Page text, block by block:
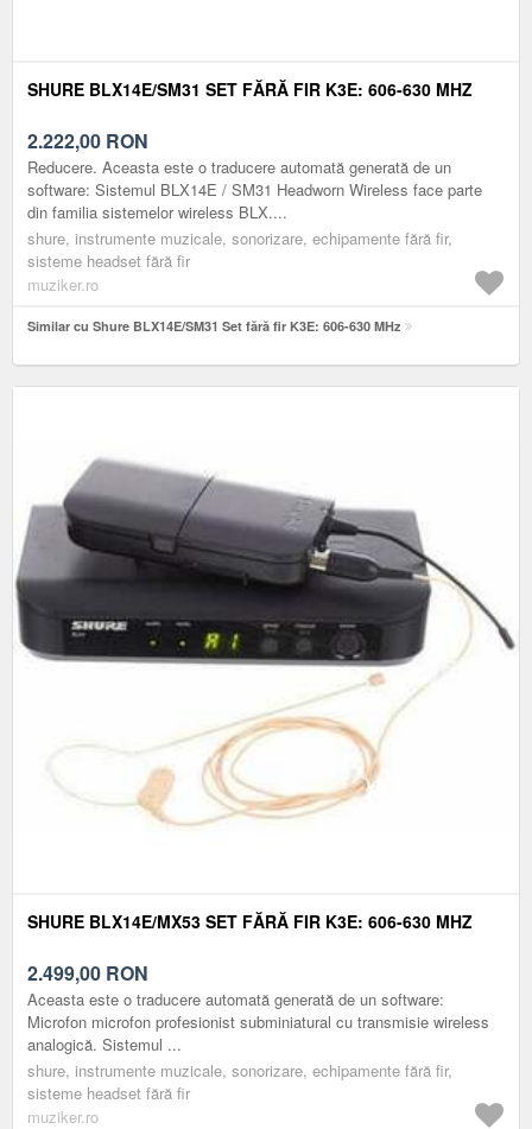
SHURE BLX14E/SM31 SET FĂRĂ FIR K3E: 606-630 MHZ
2.222,00 RON
Reducere. Aceasta este o traducere automată generată de un
software: Sistemul BLX14E / SM31 Headworn Wireless face parte
din familia sistemelor wireless BLX....
shure, instrumente muzicale, sonorizare, echipamente fără fir,
sisteme headset fără fir
muziker.ro
Similar cu Shure BLX14E/SM31 Set fără fir K3E: 606-630 MHz
SHURE BLX14E/MX53 SET FĂRĂ FIR K3E: 606-630 MHZ
2.499,00 RON
Aceasta este o traducere automată generată de un software:
Microfon microfon profesionist subminiatural cu transmisie wireless
analogică. Sistemul ...
shure, instrumente muzicale, sonorizare, echipamente fără fir,
sisteme headset fără fir
muziker.ro